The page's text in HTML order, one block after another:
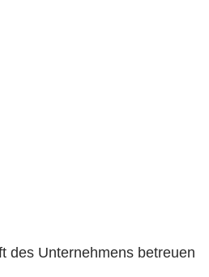
des Unternehmens betreuen